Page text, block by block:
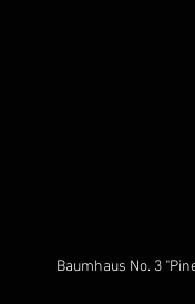
Baumhaus No. 3